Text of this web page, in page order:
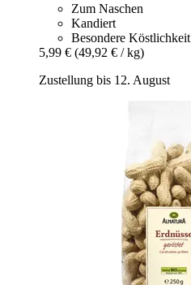
Zum Naschen
Kandiert
Besondere Köstlichkeit
5,99 € (49,92 € / kg)
Zustellung bis 12. August